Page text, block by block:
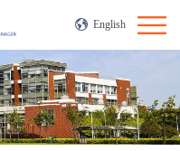
English